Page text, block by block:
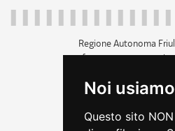
Noi
Questo sito
Regione Autonoma
c.f. 80014930327;
+39 040